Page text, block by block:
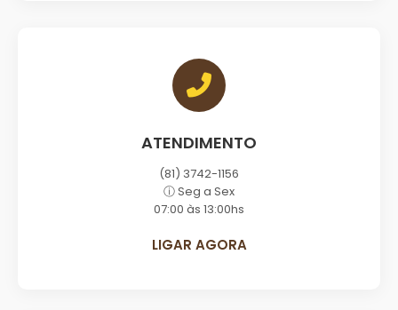
ATENDIMENTO
(81) 3742-1156
ⓘ Seg a Sex
07:00 às 13:00hs
LIGAR AGORA